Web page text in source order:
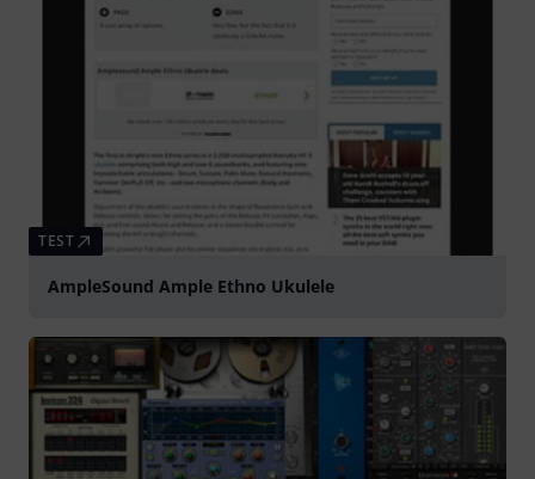
TEST
AmpleSound Ample Ethno Ukulele